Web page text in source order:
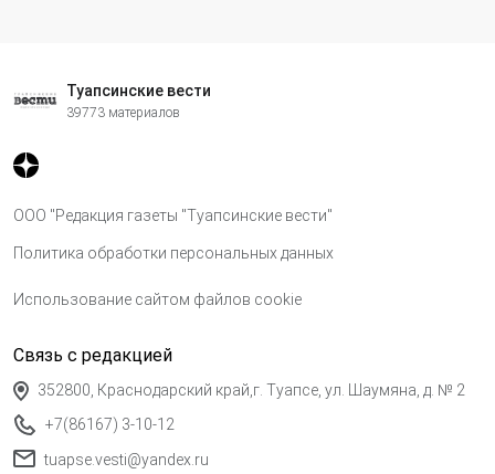
Туапсинские вести
39773 материалов
ООО "Редакция газеты "Туапсинские вести"
Политика обработки персональных данных
Использование сайтом файлов cookie
Связь с редакцией
352800, Краснодарский край,г. Туапсе, ул. Шаумяна, д. № 2
+7(86167) 3-10-12
tuapse.vesti@yandex.ru